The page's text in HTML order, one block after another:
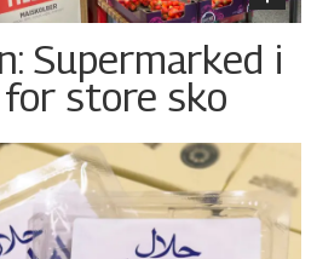
Supermarked i
store sko